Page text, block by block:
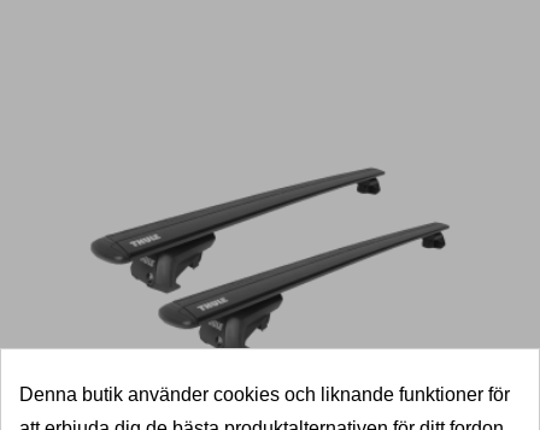
Denna butik använder cookies och liknande funktioner för